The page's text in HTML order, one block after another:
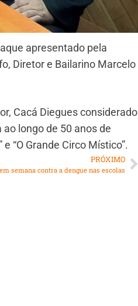
apresentado pela
Diretor e Bailarino Marcelo
Cacá Diegues considerado
longo de 50 anos de
“O Grande Circo Místico”.
PRÓXIMO
semana contra a dengue nas escolas